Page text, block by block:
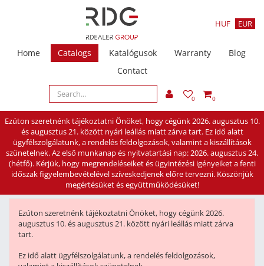
HUF EUR
Home Catalogs Katalógusok Warranty
Blog
Contact
0 0
Ezúton szeretnénk tájékoztatni Önöket, hogy cégünk 2026. augusztus 10.
és augusztus 21. között nyári leállás miatt zárva tart. Ez idő alatt
ügyfélszolgálatunk, a rendelés feldolgozások, valamint a kiszállítások
szünetelnek. Az első munkanap és nyitvatartási nap: 2026. augusztus 24.
(hétfő). Kérjük, hogy megrendeléseiket és ügyintézési igényeiket a fenti
időszak figyelembevételével szíveskedjenek előre tervezni. Köszönjük
megértésüket és együttműködésüket!
Ezúton szeretnénk tájékoztatni Önöket, hogy cégünk 2026.
augusztus 10. és augusztus 21. között nyári leállás miatt zárva
tart.
Ez idő alatt ügyfélszolgálatunk, a rendelés feldolgozások,